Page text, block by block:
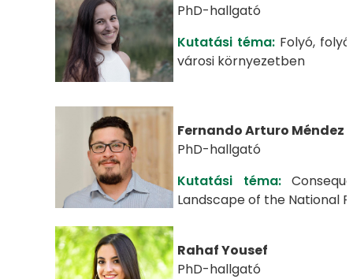
PhD-hallgató
Kutatási téma: Folyó,
városi környezetben
Fernando Arturo Méndez
PhD-hallgató
Kutatási téma:
Landscape of the National
Rahaf Yousef
PhD-hallgató